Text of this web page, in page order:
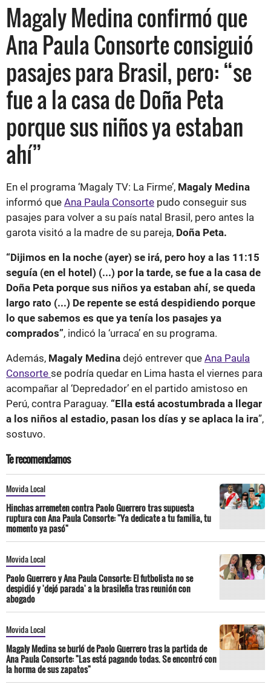
Magaly Medina confirmó que
Ana Paula Consorte consiguió
pasajes para Brasil, pero: “se
fue a la casa de Doña Peta
porque sus niños ya estaban
ahí”
En el programa ‘Magaly TV: La Firme’, Magaly Medina
informó que Ana Paula Consorte pudo conseguir sus
pasajes para volver a su país natal Brasil, pero antes la
garota visitó a la madre de su pareja, Doña Peta.
“Dijimos en la noche (ayer) se irá, pero hoy a las 11:15
seguía (en el hotel) (...) por la tarde, se fue a la casa de
Doña Peta porque sus niños ya estaban ahí, se queda
largo rato (...) De repente se está despidiendo porque
lo que sabemos es que ya tenía los pasajes ya
comprados”, indicó la ‘urraca’ en su programa.
Además, Magaly Medina dejó entrever que Ana Paula
Consorte se podría quedar en Lima hasta el viernes para
acompañar al ‘Depredador’ en el partido amistoso en
Perú, contra Paraguay. “Ella está acostumbrada a llegar
a los niños al estadio, pasan los días y se aplaca la ira”,
sostuvo.
Te recomendamos
Movida Local
Hinchas arremeten contra Paolo Guerrero tras supuesta
ruptura con Ana Paula Consorte: "Ya dedicate a tu familia, tu
momento ya pasó"
Movida Local
Paolo Guerrero y Ana Paula Consorte: El futbolista no se
despidió y 'dejó parada' a la brasileña tras reunión con
abogado
Movida Local
Magaly Medina se burló de Paolo Guerrero tras la partida de
Ana Paula Consorte: "Las está pagando todas. Se encontró con
la horma de sus zapatos"